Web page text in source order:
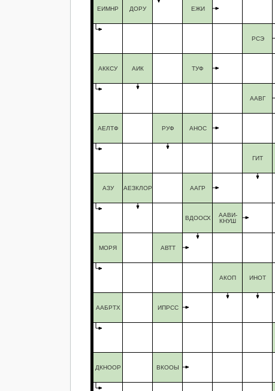
ЕИМНР ДОРУ ЕЖИ
РСЭ
АККСУ АИК ТУФ
ААВГ
АЕЛТФ РУФ АНОС
ГИТ
АЗУ АЕЗКЛОР ААГР
ВДООСХ
ААВИ-
КНУШ
МОРЯ АВТТ
АКОП ИНОТ
ААБРТХ ИПРСС
ДКНООР ВКООЫ